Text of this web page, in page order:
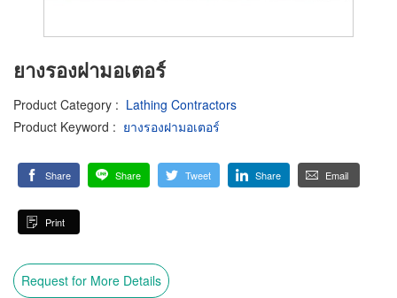
ยางรองฝามอเตอร์
Product Category : Lathing Contractors
Product Keyword : ยางรองฝามอเตอร์
Share Share Tweet Share Email
Print
Request for More Details